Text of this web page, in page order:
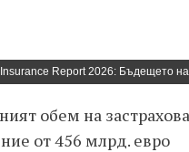
Report 2026: Бъдещето
обем на
от 456 млрд. евро